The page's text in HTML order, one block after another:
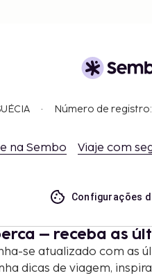
Número de
na Sembo Viaje com
Configurações
– receba as
se atualizado com as
dicas de viagem,